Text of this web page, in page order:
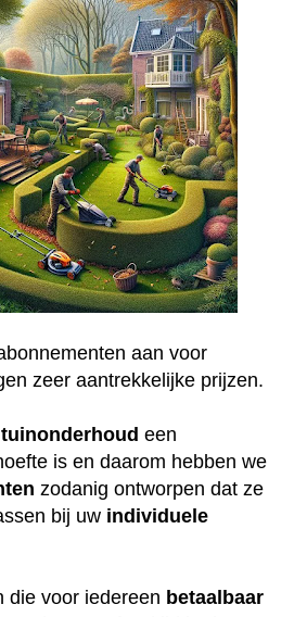
aan voor
zeer aantrekkelijke prijzen.
tuinonderhoud een
is en daarom hebben we
zodanig ontworpen dat ze
bij uw individuele
die voor iedereen betaalbaar